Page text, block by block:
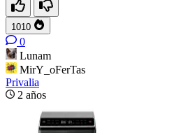
1010
0
Lunam
MirY_oFerTas
Privalia
2 años